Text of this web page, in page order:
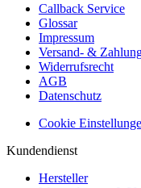
Callback Service
Glossar
Impressum
Versand- &
Widerrufsrecht
AGB
Datenschutz
Cookie
Kundendienst
Hersteller